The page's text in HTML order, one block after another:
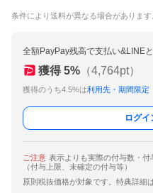
条件により送料が異なる場合があります
全額PayPay残高で支払い&LINE
獲得 5% （4,764pt）
獲得のうち4.5%は利用先・期間限定
ログイ
ご注意 表示よりも実際の付与数・
（付与上限、未確定の付与等）
原則税抜価格が対象です。特典詳細